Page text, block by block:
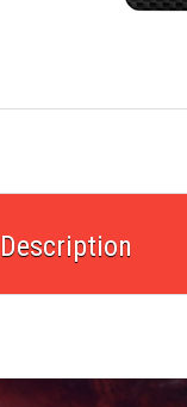
Description